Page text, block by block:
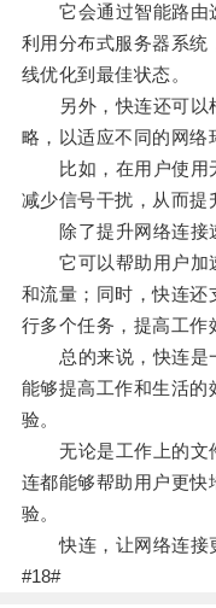
它会通过智能路由
利用分布式服务器系统
线优化到最佳状态。
另外，快连还可以
略，以适应不同的网络
比如，在用户使用无
减少信号干扰，从而提
除了提升网络连接速
它可以帮助用户加
和流量；同时，快连还
行多个任务，提高工作
总的来说，快连是一
能够提高工作和生活
验。
无论是工作上的文
连都能够帮助用户更
验。
快连，让网络连接更
#18#